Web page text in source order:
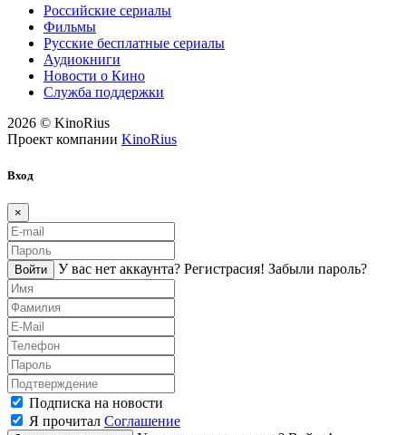
Российские сериалы
Фильмы
Русские бесплатные сериалы
Аудиокниги
Новости о Кино
Служба поддержки
2026 © KinoRius
Проект компании KinoRius
Вход
×
Войти У вас нет аккаунта? Регистраcия! Забыли пароль?
Подписка на новости
Я прочитал Соглашение